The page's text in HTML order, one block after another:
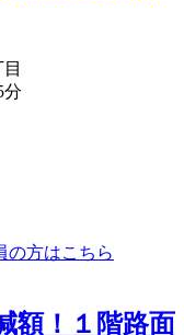
分
の方はこちら
額！１階路面